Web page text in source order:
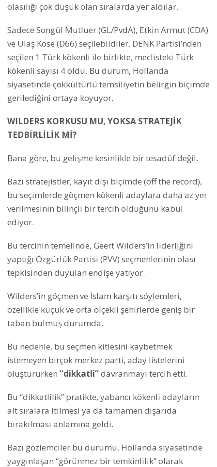
olasılığı çok düşük olan sıralarda yer aldılar.
Sadece Songül Mutluer (GL/PvdA), Etkin Armut (CDA)
ve Ulaş Köse (D66) seçilebildiler. DENK Partisi’nden
seçilen 1 Türk kökenli ile birlikte, meclisteki Türk
kökenli sayısı 4 oldu. Bu durum, Hollanda
siyasetinde çokkültürlü temsiliyetin belirgin biçimde
gerilediğini ortaya koyuyor.
WILDERS KORKUSU MU, YOKSA STRATEJİK
TEDBİRLİLİK Mİ?
Bana göre, bu gelişme kesinlikle bir tesadüf değil.
Bazı stratejistler, kayıt dışı biçimde (off the record),
bu seçimlerde göçmen kökenli adaylara daha az yer
verilmesinin bilinçli bir tercih olduğunu kabul
ediyor.
Bu tercihin temelinde, Geert Wilders’in liderliğini
yaptığı Özgürlük Partisi (PVV) seçmenlerinin olası
tepkisinden duyulan endişe yatıyor.
Wilders’in göçmen ve İslam karşıtı söylemleri,
özellikle küçük ve orta ölçekli şehirlerde geniş bir
taban bulmuş durumda.
Bu nedenle, bu seçmen kitlesini kaybetmek
istemeyen birçok merkez parti, aday listelerini
oluştururken “dikkatli”davranmayı tercih etti.
Bu “dikkatlilik” pratikte, yabancı kökenli adayların
alt sıralara itilmesi ya da tamamen dışarıda
bırakılması anlamına geldi.
Bazı gözlemciler bu durumu, Hollanda siyasetinde
yaygınlaşan “görünmez bir temkinlilik” olarak